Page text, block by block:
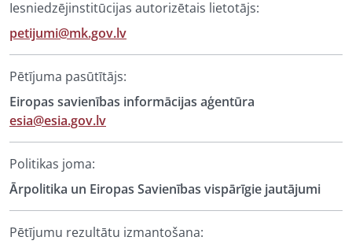
Iesniedzējinstitūcijas autorizētais lietotājs:
petijumi@mk.gov.lv
Pētījuma pasūtītājs:
Eiropas savienības informācijas aģentūra
esia@esia.gov.lv
Politikas joma:
Ārpolitika un Eiropas Savienības vispārīgie jautājumi
Pētījumu rezultātu izmantošana: